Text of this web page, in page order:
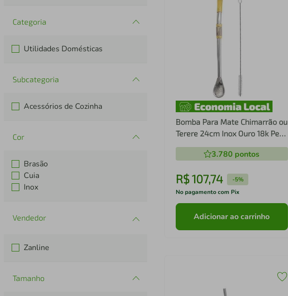
Categoria
Utilidades Domésticas
Subcategoria
Acessórios de Cozinha
Cor
Brasão
Cuia
Inox
Zanline
Tamanho
Bomba Para Mate Chimarrão ou
Terere 24cm Inox Ouro 18k Pera
Violão
3.780 pontos
R$107,74 -5%
No pagamento com Pix
Adicionar ao carrinho